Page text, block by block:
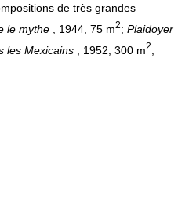
de très grandes
le mythe , 1944, 75 m2; Plaidoyer
les Mexicains , 1952, 300 m2